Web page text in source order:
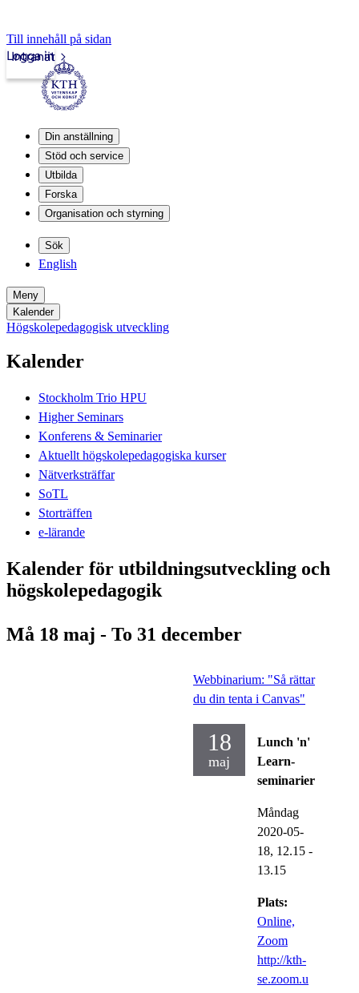
Till innehåll på sidan
Intranät
Logga in
Din anställning
Stöd och service
Utbilda
Forska
Organisation och styrning
Sök
English
Meny
Kalender
Högskolepedagogisk utveckling
Kalender
Stockholm Trio HPU
Higher Seminars
Konferens & Seminarier
Aktuellt högskolepedagogiska kurser
Nätverksträffar
SoTL
Storträffen
e-lärande
Kalender för utbildningsutveckling och
högskolepedagogik
Må 18 maj - To 31 december
Webbinarium: "Så rättar
du din tenta i Canvas"
18
maj
Lunch 'n'
Learn-
seminarier
Måndag
2020-05-
18, 12.15 -
13.15
Plats:
Online,
Zoom
http://kth-
se.zoom.u